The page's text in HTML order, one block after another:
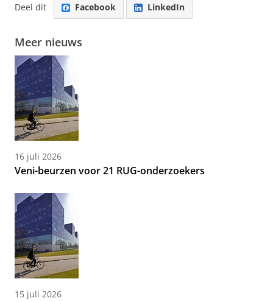
Deel dit Facebook LinkedIn
Meer nieuws
16 juli 2026
Veni-beurzen voor 21 RUG-onderzoekers
15 juli 2026